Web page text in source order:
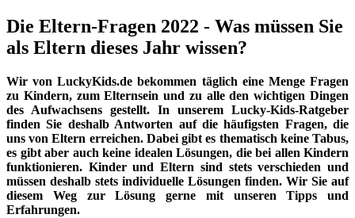
Die Eltern-Fragen 2022 - Was müssen Sie
als Eltern dieses Jahr wissen?
Wir von LuckyKids.de bekommen täglich eine Menge Fragen
zu Kindern, zum Elternsein und zu alle den wichtigen Dingen
des Aufwachsens gestellt. In unserem Lucky-Kids-Ratgeber
finden Sie deshalb Antworten auf die häufigsten Fragen, die
uns von Eltern erreichen. Dabei gibt es thematisch keine Tabus,
es gibt aber auch keine idealen Lösungen, die bei allen Kindern
funktionieren. Kinder und Eltern sind stets verschieden und
müssen deshalb stets individuelle Lösungen finden. Wir Sie auf
diesem Weg zur Lösung gerne mit unseren Tipps und
Erfahrungen.